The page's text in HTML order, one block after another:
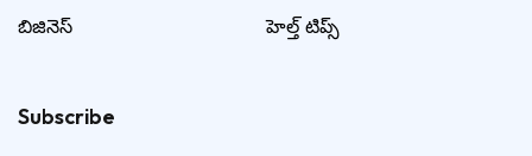
బిజినెస్ హెల్త్ టిప్స్
Subscribe